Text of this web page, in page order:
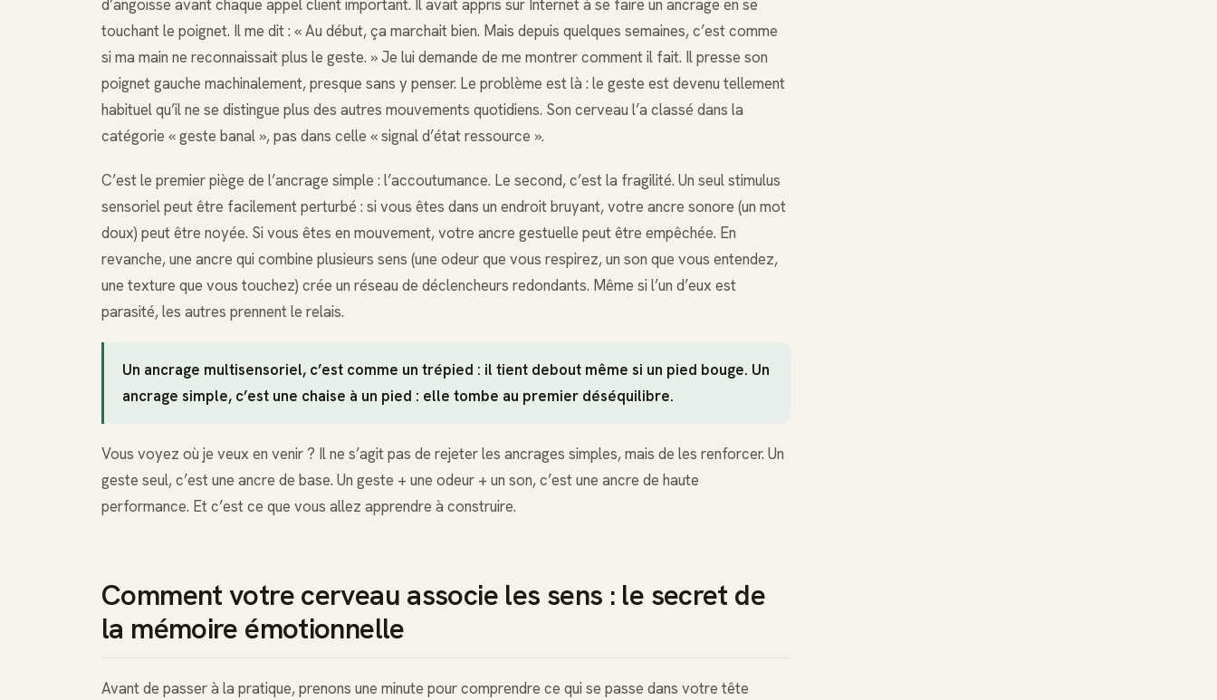
d’angoisse avant chaque appel client important. Il avait appris sur Internet à se faire un ancrage en se
touchant le poignet. Il me dit : « Au début, ça marchait bien. Mais depuis quelques semaines, c’est comme
si ma main ne reconnaissait plus le geste. » Je lui demande de me montrer comment il fait. Il presse son
poignet gauche machinalement, presque sans y penser. Le problème est là : le geste est devenu tellement
habituel qu’il ne se distingue plus des autres mouvements quotidiens. Son cerveau l’a classé dans la
catégorie « geste banal », pas dans celle « signal d’état ressource ».
C’est le premier piège de l’ancrage simple : l’accoutumance. Le second, c’est la fragilité. Un seul stimulus
sensoriel peut être facilement perturbé : si vous êtes dans un endroit bruyant, votre ancre sonore (un mot
doux) peut être noyée. Si vous êtes en mouvement, votre ancre gestuelle peut être empêchée. En
revanche, une ancre qui combine plusieurs sens (une odeur que vous respirez, un son que vous entendez,
une texture que vous touchez) crée un réseau de déclencheurs redondants. Même si l’un d’eux est
parasité, les autres prennent le relais.
Un ancrage multisensoriel, c’est comme un trépied : il tient debout même si un pied bouge. Un
ancrage simple, c’est une chaise à un pied : elle tombe au premier déséquilibre.
Vous voyez où je veux en venir ? Il ne s’agit pas de rejeter les ancrages simples, mais de les renforcer. Un
geste seul, c’est une ancre de base. Un geste + une odeur + un son, c’est une ancre de haute
performance. Et c’est ce que vous allez apprendre à construire.
Comment votre cerveau associe les sens : le secret de
la mémoire émotionnelle
Avant de passer à la pratique, prenons une minute pour comprendre ce qui se passe dans votre tête